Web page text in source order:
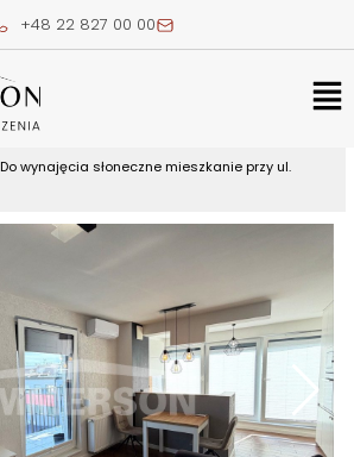
+48 22 827 00 00
Do wynajęcia słoneczne mieszkanie przy ul.